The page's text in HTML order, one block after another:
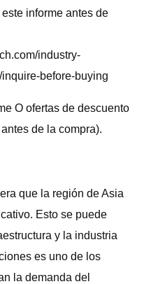
informe antes de
industry-
before-buying
O ofertas de descuento
de la compra).
que la región de Asia
Esto se puede
y la industria
es uno de los
la demanda del